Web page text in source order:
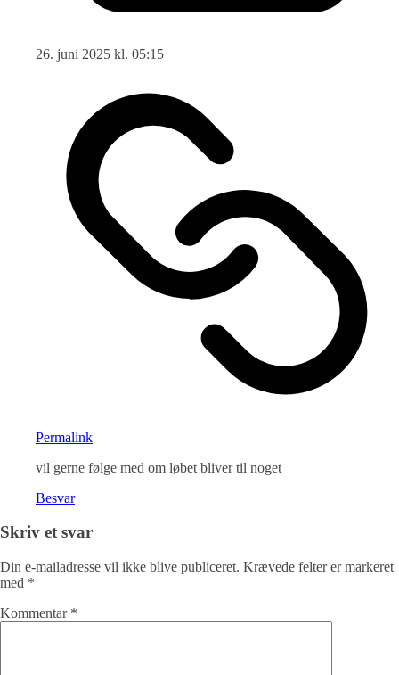
26. juni 2025 kl. 05:15
Permalink
vil gerne følge med om løbet bliver til noget
Besvar
Skriv et svar
Din e-mailadresse vil ikke blive publiceret. Krævede felter er markeret
med *
Kommentar *